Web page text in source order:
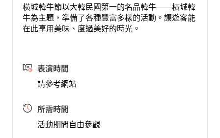
橫城韓牛節以大韓民國第一的名品韓牛──橫城韓
牛為主題，準備了各種豐富多樣的活動。讓遊客能
在此享用美味、度過美好的時光。
表演時間
請參考網站
所需時間
活動期間自由參觀